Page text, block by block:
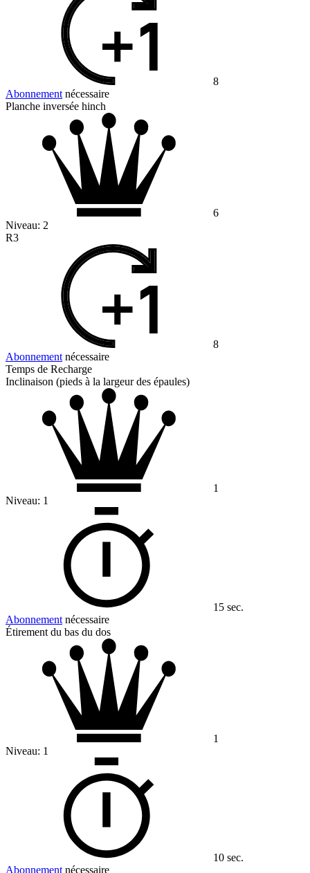
8
Abonnement nécessaire
Planche inversée hinch
6
Niveau: 2
R3
8
Abonnement nécessaire
Temps de Recharge
Inclinaison (pieds à la largeur des épaules)
1
Niveau: 1
15 sec.
Abonnement nécessaire
Étirement du bas du dos
1
Niveau: 1
10 sec.
Abonnement nécessaire